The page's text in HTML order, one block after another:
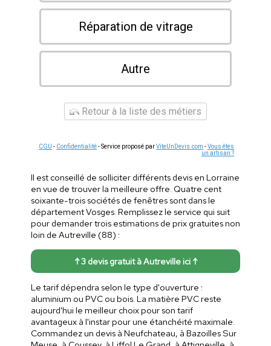
Réparation de vitrage
Autre
Retour à la liste des métiers
CGU - Confidentialité- Service proposé parViteUnDevis.com -Vous êtes
un artisan ?
Il est conseillé de solliciter différents devis en Lorraine
en vue de trouver la meilleure offre. Quatre cent
soixante-trois sociétés de fenêtres sont dans le
département Vosges. Remplissez le service qui suit
pour demander trois estimations de prix gratuites non
loin de Autreville (88) :
↑ 3 devis gratuit à Autreville ici ↑
Le tarif dépendra selon le type d'ouverture :
aluminium ou PVC ou bois. La matière PVC reste
aujourd'hui le meilleur choix pour son tarif
avantageux à l'instar pour une étanchéité maximale.
Commandez un devis à Neufchateau, à Bazoilles Sur